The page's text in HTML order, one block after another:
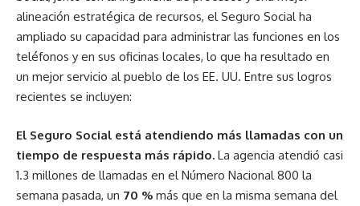
alineación estratégica de recursos, el Seguro Social ha
ampliado su capacidad para administrar las funciones en los
teléfonos y en sus oficinas locales, lo que ha resultado en
un mejor servicio al pueblo de los EE. UU. Entre sus logros
recientes se incluyen:
El Seguro Social está atendiendo más llamadas con un
tiempo de respuesta más rápido. La agencia atendió casi
1.3 millones de llamadas en el Número Nacional 800 la
semana pasada, un 70 % más que en la misma semana del